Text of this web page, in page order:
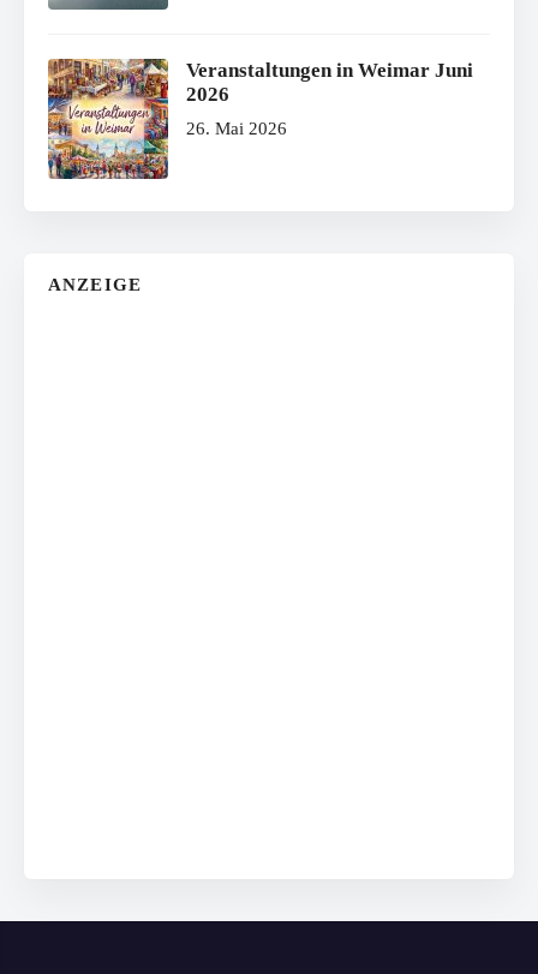
Veranstaltungen in Weimar Juni
2026
26. Mai 2026
ANZEIGE